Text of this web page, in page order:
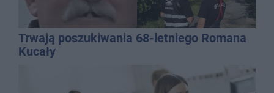
Trwają poszukiwania 68-letniego Romana
Kucały